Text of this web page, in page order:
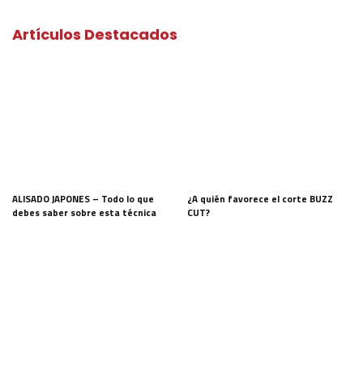
Artículos Destacados
ALISADO JAPONES – Todo lo que
debes saber sobre esta técnica
¿A quién favorece el corte BUZZ
CUT?